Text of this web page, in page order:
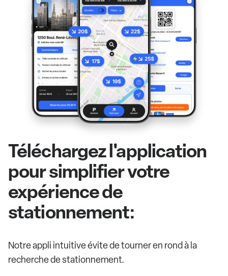
Téléchargez l'application
pour simplifier votre
expérience de
stationnement:
Notre appli intuitive évite de tourner en rond à la
recherche de stationnement.